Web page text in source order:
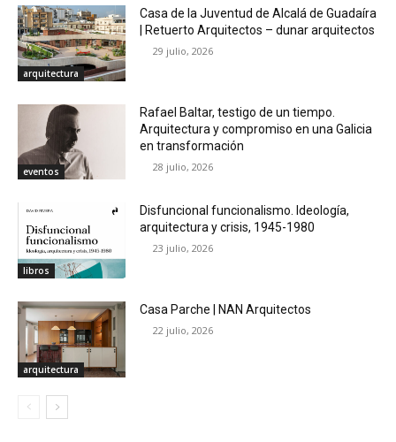
arquitectura
Casa de la Juventud de Alcalá de Guadaíra
| Retuerto Arquitectos – dunar arquitectos
29 julio, 2026
eventos
Rafael Baltar, testigo de un tiempo.
Arquitectura y compromiso en una Galicia
en transformación
28 julio, 2026
libros
Disfuncional funcionalismo. Ideología,
arquitectura y crisis, 1945-1980
23 julio, 2026
arquitectura
Casa Parche | NAN Arquitectos
22 julio, 2026